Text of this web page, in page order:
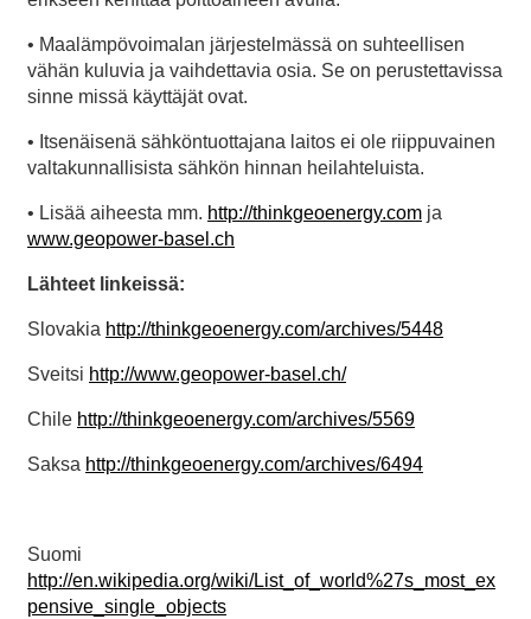
• Maalämpövoimalan järjestelmässä on suhteellisen
vähän kuluvia ja vaihdettavia osia. Se on perustettavissa
sinne missä käyttäjät ovat.
• Itsenäisenä sähköntuottajana laitos ei ole riippuvainen
valtakunnallisista sähkön hinnan heilahteluista.
• Lisää aiheesta mm. http://thinkgeoenergy.com ja
www.geopower-basel.ch
Lähteet linkeissä:
Slovakia http://thinkgeoenergy.com/archives/5448
Sveitsi http://www.geopower-basel.ch/
Chile http://thinkgeoenergy.com/archives/5569
Saksa http://thinkgeoenergy.com/archives/6494
Suomi
http://en.wikipedia.org/wiki/List_of_world%27s_most_ex
pensive_single_objects